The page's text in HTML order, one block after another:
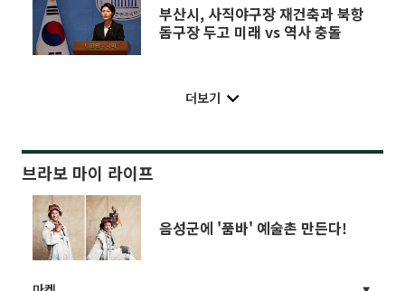
부산시, 사직야구장 재건축과 북항
돔구장 두고 미래 vs 역사 충돌
더보기
브라보 마이 라이프
음성군에 '품바' 예술촌 만든다!